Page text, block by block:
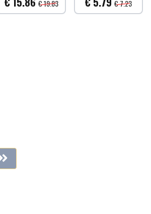
€ 19.83 € 7.23
più tardi
Last